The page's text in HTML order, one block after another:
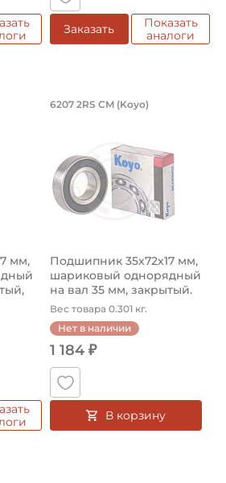
Заказать
Показать
аналоги
мм, шариковый
мм,
Подшипник
6207 2RS CM (Koyo)
Подшипник 35х72х17 мм,
шариковый однорядный
на вал 35 мм, закрытый.
Арт...
Вес товара 0.301 кг.
Нет в наличии
1 184 ₽
В корзину